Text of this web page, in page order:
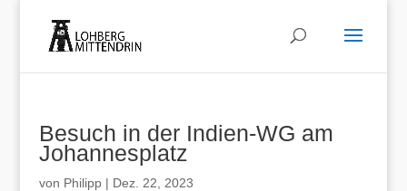
Besuch in der Indien-WG am
Johannesplatz
von Philipp| Dez. 22, 2023